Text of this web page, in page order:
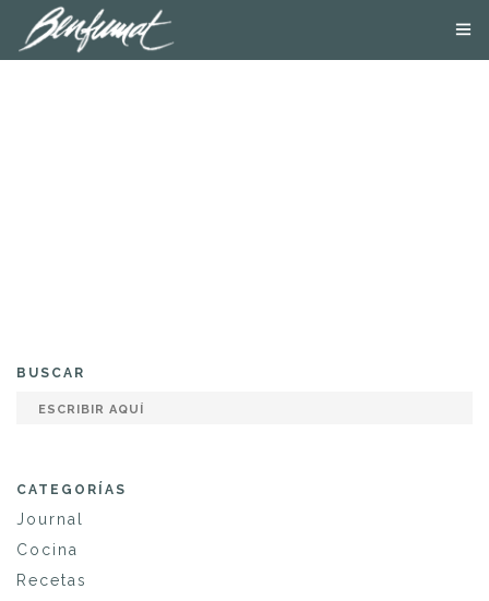
BUSCAR
CATEGORÍAS
Journal
Cocina
Recetas